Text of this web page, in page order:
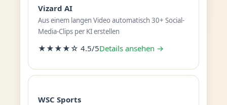
Vizard AI
Aus einem langen Video automatisch 30+ Social-
Media-Clips per KI erstellen
★★★★☆ 4.5/5Details ansehen →
WSC Sports